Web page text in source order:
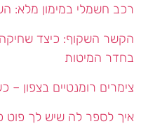
רכב חשמלי במימון מלא:
הקשר השקוף: כיצד
בחדר המיטות
צימרים רומנטיים בצפון
איך לספר לה שיש לך פוט